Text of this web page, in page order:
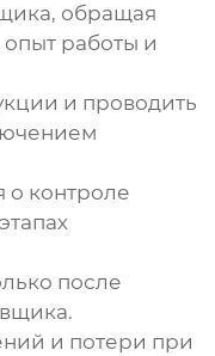
обращая
работы и
и проводить
о контроле
после
и потери при